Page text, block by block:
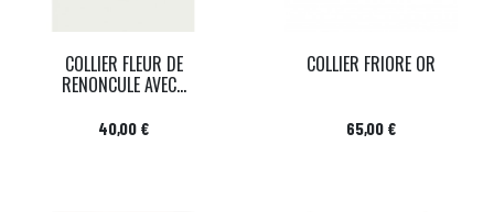
COLLIER FLEUR DE
RENONCULE AVEC...
Prix
40,00 €
COLLIER FRIORE OR
Prix
65,00 €